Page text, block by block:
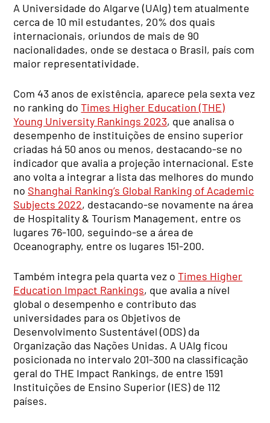
A Universidade do Algarve (UAlg) tem atualmente
cerca de 10 mil estudantes, 20% dos quais
internacionais, oriundos de mais de 90
nacionalidades, onde se destaca o Brasil, país com
maior representatividade.
Com 43 anos de existência, aparece pela sexta vez
no ranking doTimes Higher Education (THE)
Young University Rankings 2023, que analisa o
desempenho de instituições de ensino superior
criadas há 50 anos ou menos, destacando-se no
indicador que avalia a projeção internacional. Este
ano volta a integrar a lista das melhores do mundo
no Shanghai Ranking’s Global Ranking of Academic
Subjects 2022, destacando-se novamente na área
de Hospitality & Tourism Management, entre os
lugares 76-100, seguindo-se a área de
Oceanography, entre os lugares 151-200.
Também integra pela quarta vez oTimes Higher
Education Impact Rankings, que avalia a nível
global o desempenho e contributo das
universidades para os Objetivos de
Desenvolvimento Sustentável (ODS) da
Organização das Nações Unidas. A UAlg ficou
posicionada no intervalo 201-300 na classificação
geral do THE Impact Rankings, de entre 1591
Instituições de Ensino Superior (IES) de 112
países.